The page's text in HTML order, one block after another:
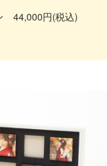
44,000円(税込)